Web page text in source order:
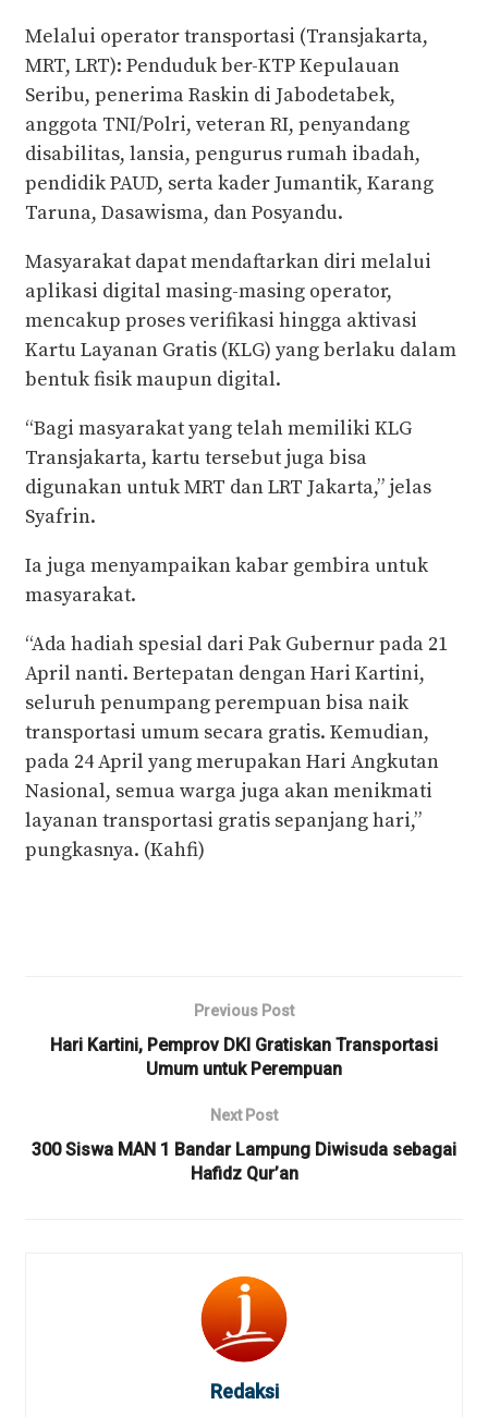
Melalui operator transportasi (Transjakarta,
MRT, LRT): Penduduk ber-KTP Kepulauan
Seribu, penerima Raskin di Jabodetabek,
anggota TNI/Polri, veteran RI, penyandang
disabilitas, lansia, pengurus rumah ibadah,
pendidik PAUD, serta kader Jumantik, Karang
Taruna, Dasawisma, dan Posyandu.
Masyarakat dapat mendaftarkan diri melalui
aplikasi digital masing-masing operator,
mencakup proses verifikasi hingga aktivasi
Kartu Layanan Gratis (KLG) yang berlaku dalam
bentuk fisik maupun digital.
“Bagi masyarakat yang telah memiliki KLG
Transjakarta, kartu tersebut juga bisa
digunakan untuk MRT dan LRT Jakarta,” jelas
Syafrin.
Ia juga menyampaikan kabar gembira untuk
masyarakat.
“Ada hadiah spesial dari Pak Gubernur pada 21
April nanti. Bertepatan dengan Hari Kartini,
seluruh penumpang perempuan bisa naik
transportasi umum secara gratis. Kemudian,
pada 24 April yang merupakan Hari Angkutan
Nasional, semua warga juga akan menikmati
layanan transportasi gratis sepanjang hari,”
pungkasnya. (Kahfi)
Previous Post
Hari Kartini, Pemprov DKI Gratiskan Transportasi
Umum untuk Perempuan
Next Post
300 Siswa MAN 1 Bandar Lampung Diwisuda sebagai
Hafidz Qur’an
Redaksi